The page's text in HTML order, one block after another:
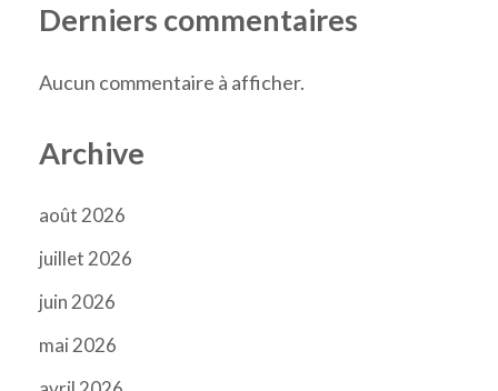
Derniers commentaires
Aucun commentaire à afficher.
Archive
août 2026
juillet 2026
juin 2026
mai 2026